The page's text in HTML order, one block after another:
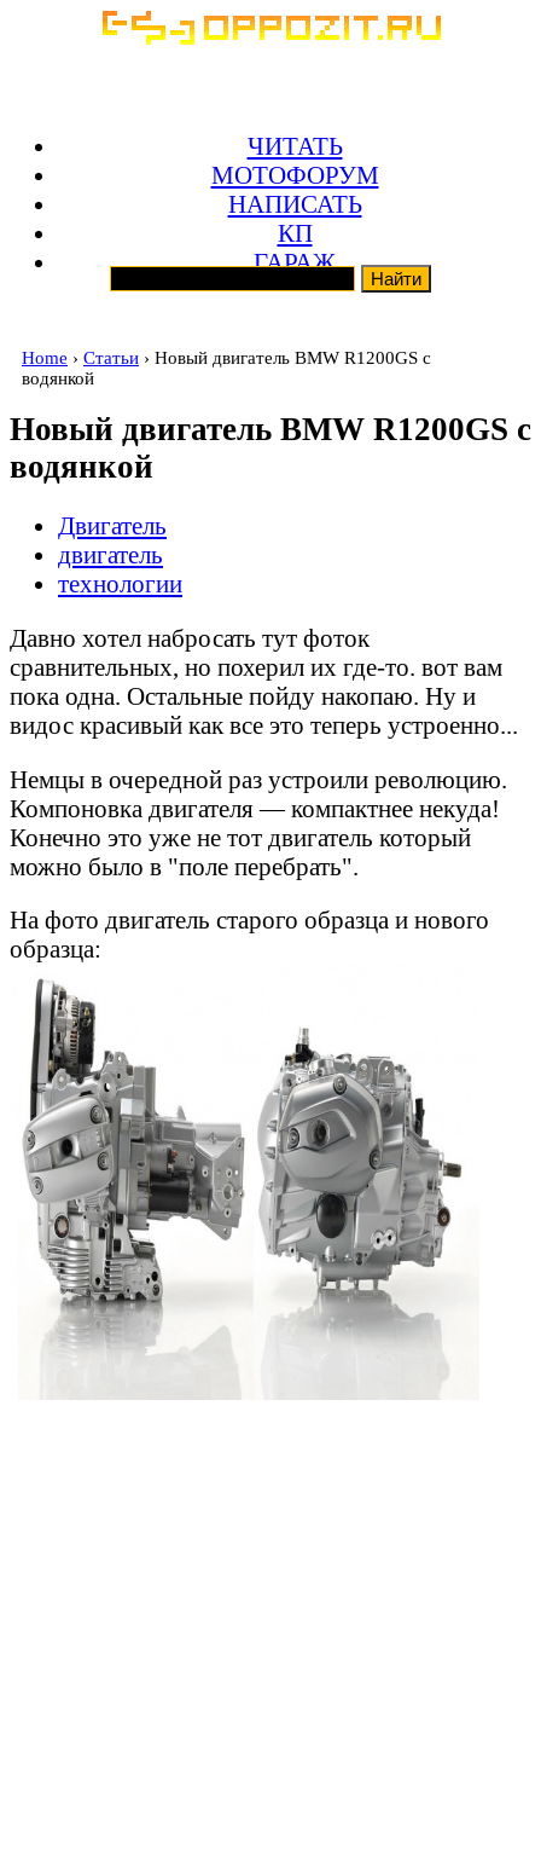
ЧИТАТЬ
МОТОФОРУМ
НАПИСАТЬ
КП
ГАРАЖ
Home › Статьи › Новый двигатель BMW R1200GS с
водянкой
Новый двигатель BMW R1200GS с
водянкой
Двигатель
двигатель
технологии
Давно хотел набросать тут фоток
сравнительных, но похерил их где-то. вот вам
пока одна. Остальные пойду накопаю. Ну и
видос красивый как все это теперь устроенно...
Немцы в очередной раз устроили революцию.
Компоновка двигателя — компактнее некуда!
Конечно это уже не тот двигатель который
можно было в "поле перебрать".
На фото двигатель старого образца и нового
образца: